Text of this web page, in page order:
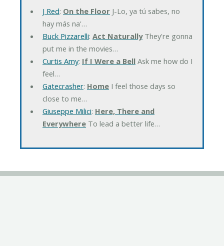
J Red: On the FloorJ-Lo, ya tú sabes, no
hay más na'…
Buck Pizzarelli: Act NaturallyThey're gonna
put me in the movies…
Curtis Amy: If I Were a BellAsk me how do I
feel…
Gatecrasher: HomeI feel those days so
close to me…
Giuseppe Milici: Here, There and
EverywhereTo lead a better life…